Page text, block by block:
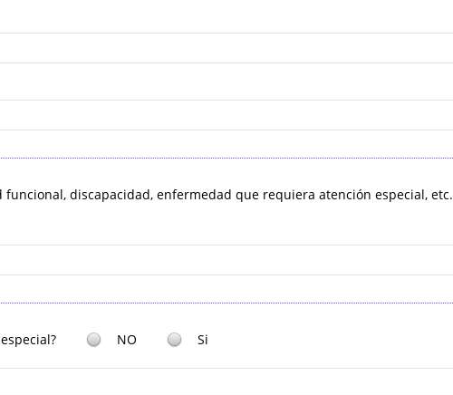
discapacidad, enfermedad que requiera atención especial, etc.
NO Si